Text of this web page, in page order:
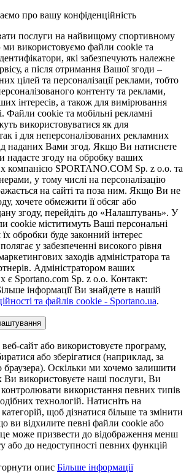
про вашу конфіденційність
послуги на найвищому спортивному
ми використовуємо файли cookie та
які забезпечують належне
а після отримання Вашої згоди –
цілей та персоналізації реклами, тобто
контенту та реклами,
інтересів, а також для вимірювання
Файли cookie та мобільні рекламні
використовуватися як для
і для неперсоналізованих рекламних
наданих Вами згод. Якщо Ви натиснете
надасте згоду на обробку ваших
компанією SPORTANO.COM Sp. z o.o. та
у тому числі на персоналізацію
на сайті та поза ним. Якщо Ви не
хочете обмежити її обсяг або
згоду, перейдіть до «Налаштувань». У
cookie міститимуть Ваші персональні
обробки буде законний інтерес
у забезпеченні високого рівня
заходів адміністратора та
Адміністратором ваших
є Sportano.com Sp. z o.o. Контакт:
інформації Ви знайдете в нашій
та файлів cookie - Sportano.ua.
сайт або використовуєте програму,
або зберігатися (наприклад, за
Оскільки ми хочемо залишити
використовуєте наші послуги, Ви
використання певних типів
технологій. Натисніть на
щоб дізнатися більше та змінити
ви відхилите певні файли cookie або
це може призвести до відображення менш
або до недоступності певних функцій
опис Більше інформації